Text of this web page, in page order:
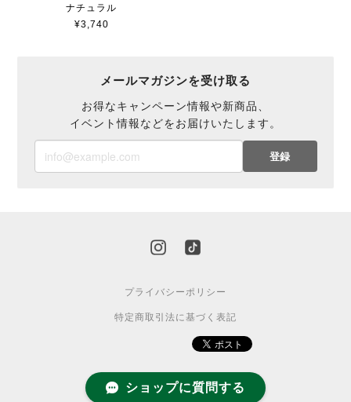
ナチュラル
¥3,740
メールマガジンを受け取る
お得なキャンペーン情報や新商品、
イベント情報などをお届けいたします。
登録
プライバシーポリシー
特定商取引法に基づく表記
© 2015 BASE.
ショップに質問する